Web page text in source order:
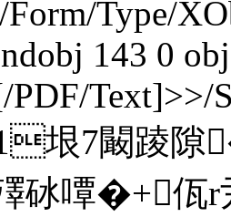
Form/Type/
143 0 obj
PDF/Text]>>/
垠7闞踜隙
砅嘾�+佤